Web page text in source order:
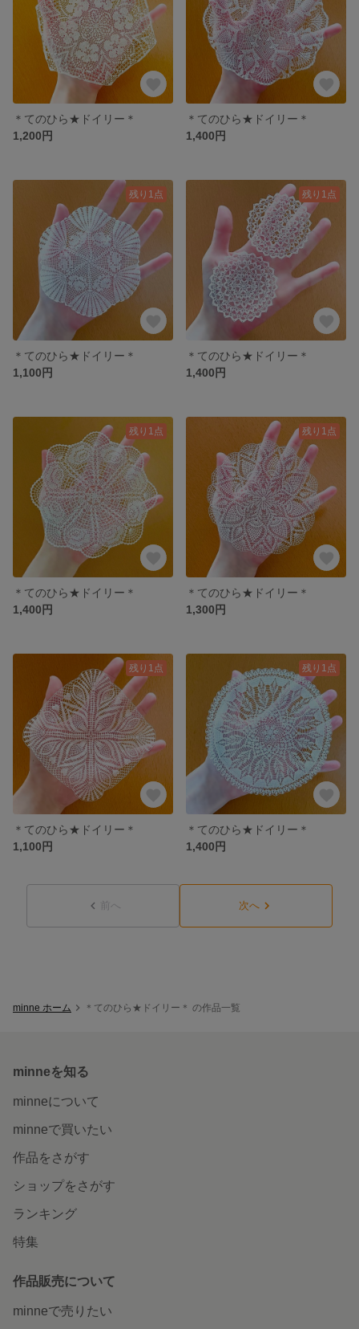
＊てのひら★ドイリー＊
1,200円
＊てのひら★ドイリー＊
1,400円
残り1点
＊てのひら★ドイリー＊
1,100円
残り1点
＊てのひら★ドイリー＊
1,400円
残り1点
＊てのひら★ドイリー＊
1,400円
残り1点
＊てのひら★ドイリー＊
1,300円
残り1点
＊てのひら★ドイリー＊
1,100円
残り1点
＊てのひら★ドイリー＊
1,400円
前へ 次へ
minne ホーム ＊てのひら★ドイリー＊ の作品一覧
minneを知る
minneについて
minneで買いたい
作品をさがす
ショップをさがす
ランキング
特集
作品販売について
minneで売りたい